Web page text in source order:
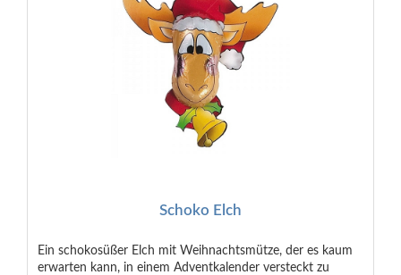
Schoko Elch
Ein schokosüßer Elch mit Weihnachtsmütze, der es kaum
erwarten kann, in einem Adventkalender versteckt zu